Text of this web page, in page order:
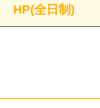
HP(全日制)